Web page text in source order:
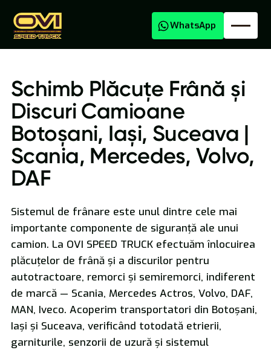
Transport Agabaritic
Transport Marfă Național și Internațional
Transport de Mari Dimensiuni
WhatsApp
Schimb Plăcuțe Frână și
Discuri Camioane
Botoșani, Iași, Suceava |
Scania, Mercedes, Volvo,
DAF
Sistemul de frânare este unul dintre cele mai
importante componente de siguranță ale unui
camion. La OVI SPEED TRUCK efectuăm înlocuirea
plăcuțelor de frână și a discurilor pentru
autotractoare, remorci și semiremorci, indiferent
de marcă — Scania, Mercedes Actros, Volvo, DAF,
MAN, Iveco. Acoperim transportatori din Botoșani,
Iași și Suceava, verificând totodată etrierii,
garniturile, senzorii de uzură și sistemul